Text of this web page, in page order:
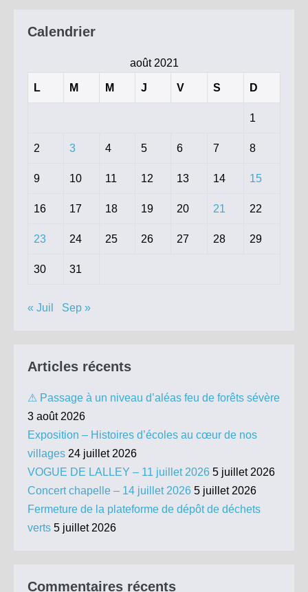
le
passe
Calendrier
août 2021
L M M J V S D
1
2 3 4 5 6 7 8
9 10 11 12 13 14 15
16 17 18 19 20 21 22
23 24 25 26 27 28 29
30 31
« Juil Sep »
Articles récents
⚠ Passage à un niveau d’aléas feu de forêts sévère
3 août 2026
Exposition – Histoires d’écoles au cœur de nos
villages 24 juillet 2026
VOGUE DE LALLEY – 11 juillet 2026 5 juillet 2026
Concert chapelle – 14 juillet 2026 5 juillet 2026
Fermeture de la plateforme de dépôt de déchets
verts 5 juillet 2026
Commentaires récents